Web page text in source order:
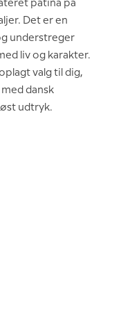
patina på
Det er en
understreger
liv og karakter.
valg til dig,
dansk
udtryk.